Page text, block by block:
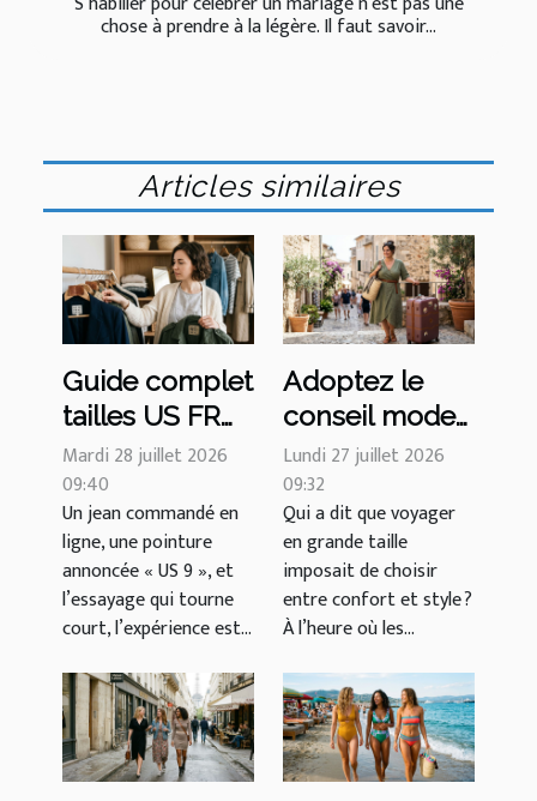
chose à prendre à la légère. Il faut savoir...
Articles similaires
Guide complet
tailles US FR
UK : décryptez
les écarts
chiffrés des
vestiaires
mondiaux
Mardi 28 juillet 2026
09:40
Un jean commandé en
ligne, une pointure
annoncée « US 9 », et
l’essayage qui tourne
court, l’expérience est...
Adoptez le
conseil mode
grande taille
lors de vos
voyages, la
valise stylée
en XXL
Lundi 27 juillet 2026
09:32
Qui a dit que voyager
en grande taille
imposait de choisir
entre confort et style ?
À l’heure où les...